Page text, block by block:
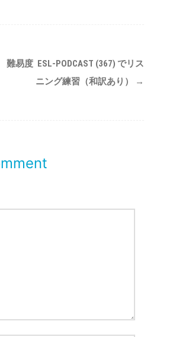
難易度 ESL-PODCAST (367) でリス
ニング練習（和訳あり）
→